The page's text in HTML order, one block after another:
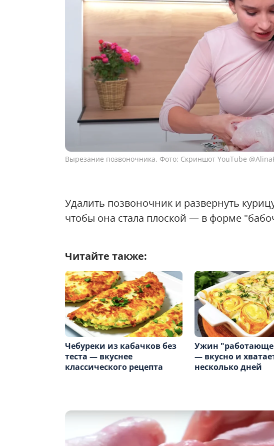
Вырезание позвоночника. Фото: Скриншот YouTube
Удалить позвоночник и развернуть
чтобы она стала плоской — в форме
Читайте также:
Чебуреки из кабачков без
теста — вкуснее
классического рецепта
Ужин
— вкусно и
несколько дней